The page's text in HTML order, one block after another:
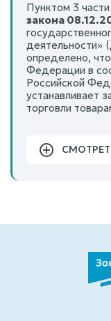
Пунктом 3 части
закона
деятельности»
определено,
Федерации в
Российской
устанавливает
торговли